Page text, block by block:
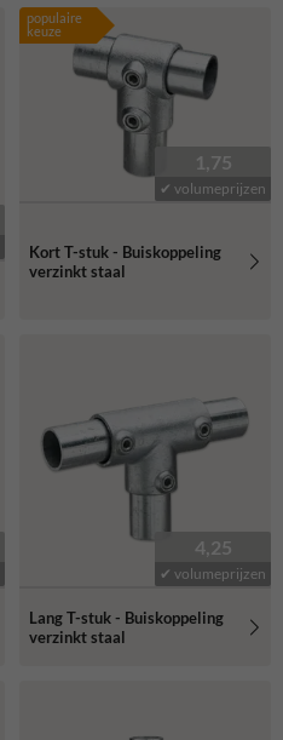
populaire
keuze
1,75
✔ volumeprijzen
Kort T-stuk - Buiskoppeling
verzinkt staal
4,25
✔ volumeprijzen
Lang T-stuk - Buiskoppeling
verzinkt staal